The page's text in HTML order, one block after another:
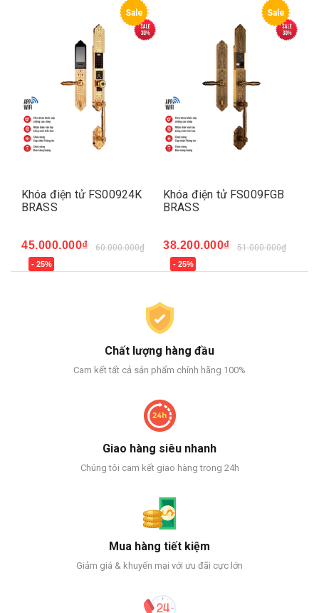
Sale
Khóa điện tử FS00924K
BRASS
45.000.000₫ 60.000.000₫
- 25%
Sale
Khóa điện tử FS009FGB
BRASS
38.200.000₫ 51.000.000₫
- 25%
Chất lượng hàng đầu
Cam kết tất cả sản phẩm chính hãng 100%
Giao hàng siêu nhanh
Chúng tôi cam kết giao hàng trong 24h
Mua hàng tiết kiệm
Giảm giá & khuyến mại với ưu đãi cực lớn